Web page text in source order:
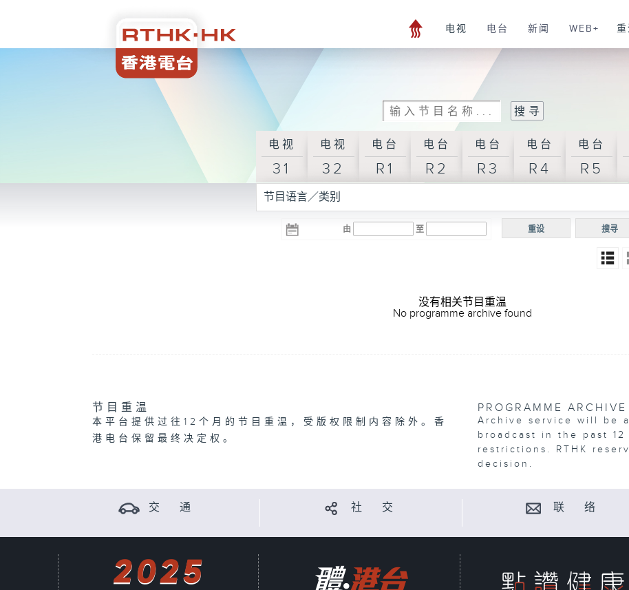
电视 电台 新闻 WEB+ 重
电视
31
电视
32
电台
R1
电台
R2
电台
R3
电台
R4
电台
R5
节目语言／类别
由 至 搜寻
重设
没有相关节目重温
No programme archive found
节目重温
本平台提供过往12个月的节目重温，受版权限制内容除外。香
港电台保留最终决定权。
PROGRAMME ARCHIVE
Archive service will be
broadcast in the past
restrictions. RTHK
decision.
交 通 社 交 联 络